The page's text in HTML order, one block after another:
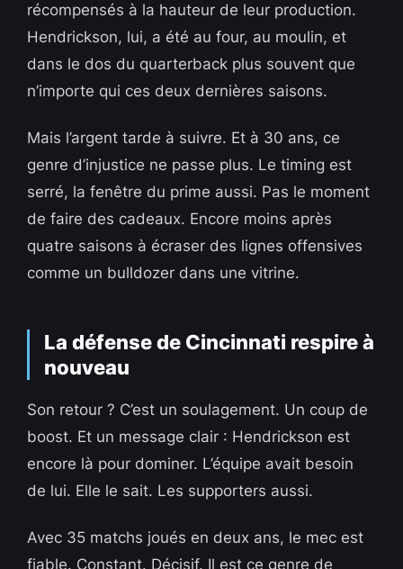
récompensés à la hauteur de leur production.
Hendrickson, lui, a été au four, au moulin, et
dans le dos du quarterback plus souvent que
n’importe qui ces deux dernières saisons.
Mais l’argent tarde à suivre. Et à 30 ans, ce
genre d’injustice ne passe plus. Le timing est
serré, la fenêtre du prime aussi. Pas le moment
de faire des cadeaux. Encore moins après
quatre saisons à écraser des lignes offensives
comme un bulldozer dans une vitrine.
La défense de Cincinnati respire à
nouveau
Son retour ? C’est un soulagement. Un coup de
boost. Et un message clair : Hendrickson est
encore là pour dominer. L’équipe avait besoin
de lui. Elle le sait. Les supporters aussi.
Avec 35 matchs joués en deux ans, le mec est
fiable. Constant. Décisif. Il est ce genre de